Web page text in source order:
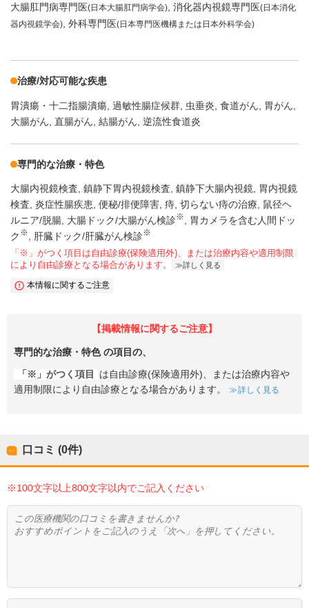
大腸肛門病専門医(日本大腸肛門病学会) 消化器内視鏡専門医(日本消化
器内視鏡学会) 外科専門医(日本専門医機構または日本外科学会)
治療/対応可能な疾患
胃潰瘍・十二指腸潰瘍 過敏性腸症候群 虫垂炎 食道がん
胃がん
大腸がん 直腸がん 結腸がん 逆流性食道炎
専門的な治療・特色
大腸内視鏡検査 鎮静下胃内視鏡検査 鎮静下大腸内視鏡
胃内視鏡
検査 炎症性腸疾患 便秘/排便障害 痔 切らない痔の治療
鼠径ヘ
ルニア/脱腸 大腸ドック/大腸がん検診※
胃カメラを含む人間ドッ
ク ※ 肝臓ドック/肝臓がん検診※
「※」がつく項目は自由診療(保険適用外)、または治療内容や適用制限
により自由診療となる場合があります。
詳しく見る
本情報に関するご注意
【掲載情報に関するご注意】
専門的な治療・特色の項目の、
「※」がつく項目
は自由診療(保険適用外)、または治療内容や
適用制限により自由診療となる場合があります。
詳しく見る
口コミ (0件)
※100文字以上800文字以内でご記入ください